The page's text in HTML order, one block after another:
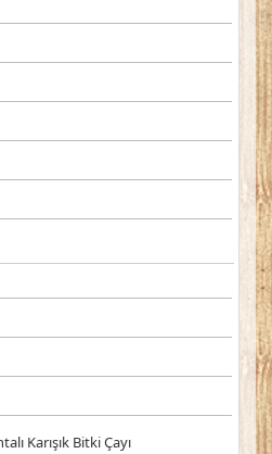
Karışık Bitki Çayı